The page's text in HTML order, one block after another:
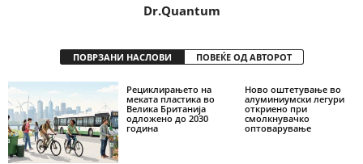
Dr.Quantum
ПОВРЗАНИ НАСЛОВИ ПОВЕЌЕ ОД АВТОРОТ
Рециклирањето на
меката пластика во
Велика Британија
одложено до 2030
година
Ново оштетување во
алуминиумски легури
откриено при
смолкнувачко
оптоварување